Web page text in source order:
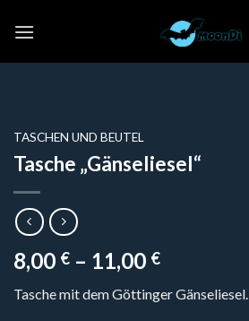
Inhalt
TASCHEN UND BEUTEL
Tasche „Gänseliesel“
8,00 € – 11,00 €
Tasche mit dem Göttinger Gänseliesel.